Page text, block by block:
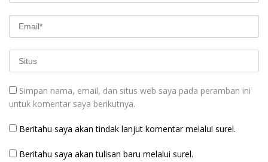
Simpan nama, email, dan situs web saya pada peramban ini
untuk komentar saya berikutnya.
Beritahu saya akan tindak lanjut komentar melalui surel.
Beritahu saya akan tulisan baru melalui surel.